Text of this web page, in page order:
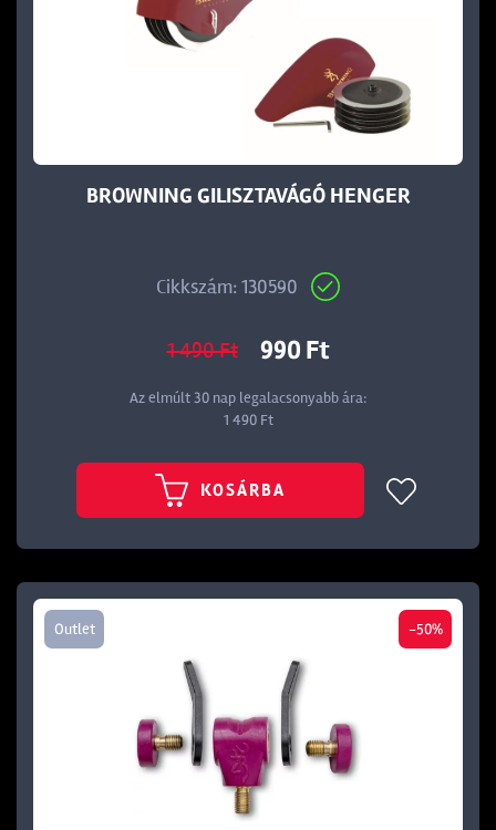
BROWNING GILISZTAVÁGÓ HENGER
Cikkszám: 130590
1 490 Ft 990 Ft
Az elmúlt 30 nap legalacsonyabb ára:
1 490 Ft
KOSÁRBA
Outlet -50%